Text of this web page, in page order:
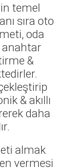
temel
sıra oto
oda
anahtar
&
& akıllı
daha
almak
vermesi